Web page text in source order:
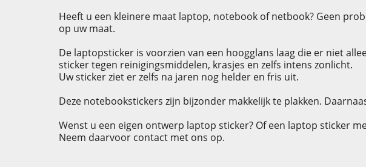
Heeft u een kleinere maat laptop, notebook of netbook? Geen
op uw maat.
De laptopsticker is voorzien van een hoogglans laag die er niet
sticker tegen reinigingsmiddelen, krasjes en zelfs intens zonlicht.
Uw sticker ziet er zelfs na jaren nog helder en fris uit.
Deze notebookstickers zijn bijzonder makkelijk te plakken.
Wenst u een eigen ontwerp laptop sticker? Of een laptop sticker
Neem daarvoor contact met ons op.